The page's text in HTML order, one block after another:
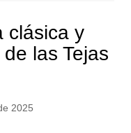
clásica y
las Tejas
2025